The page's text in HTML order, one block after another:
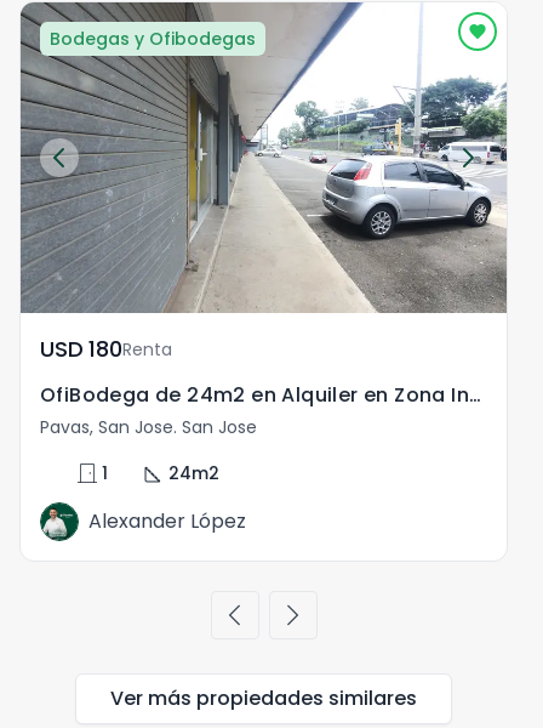
Bodegas y Ofibodegas
USD	180Renta
OfiBodega de 24m2 en Alquiler en Zona Industrial Pavas
Pavas, San Jose. San Jose
door_front 1 square_foot 24m2
Alexander López
chevron_left chevron_right
Ver más propiedades similares